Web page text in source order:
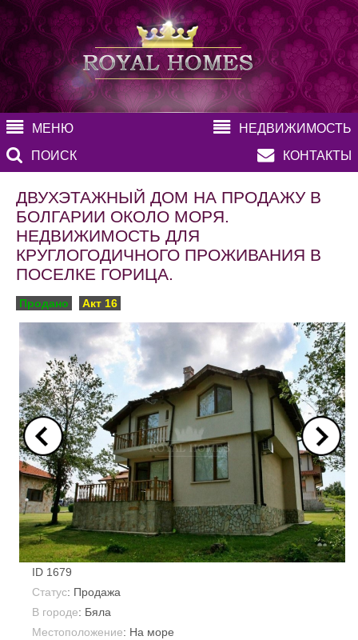
МЕНЮ
НЕДВИЖИМОСТЬ
ПОИСК
КОНТАКТЫ
ДВУХЭТАЖНЫЙ ДОМ НА ПРОДАЖУ В
БОЛГАРИИ ОКОЛО МОРЯ.
НЕДВИЖИМОСТЬ ДЛЯ
КРУГЛОГОДИЧНОГО ПРОЖИВАНИЯ В
ПОСЕЛКЕ ГОРИЦА.
Продано Акт 16
ID 1679
Статус: Продажа
В городе: Бяла
Местоположение: На море